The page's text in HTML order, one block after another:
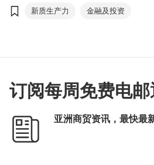
围绕＂金融服务＂、＂科技创新＂、＂
持续发展＂及＂文创授权＂等专题展开
新质生产力
金融及投资
订阅每周免费电
亚洲商贸资讯，最快最